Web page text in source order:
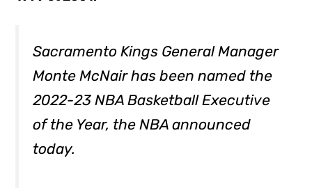
Sacramento Kings General Manager
Monte McNair has been named the
2022-23 NBA Basketball Executive
of the Year, the NBA announced
today.